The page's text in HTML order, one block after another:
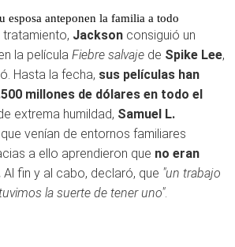
esposa anteponen la familia a todo
tratamiento, Jackson consiguió un
la película Fiebre salvaje de Spike Lee,
Hasta la fecha, sus películas han
millones de dólares en todo el
extrema humildad, Samuel L.
venían de entornos familiares
a ello aprendieron que no eran
Al fin y al cabo, declaró, que "un trabajo
la suerte de tener uno".